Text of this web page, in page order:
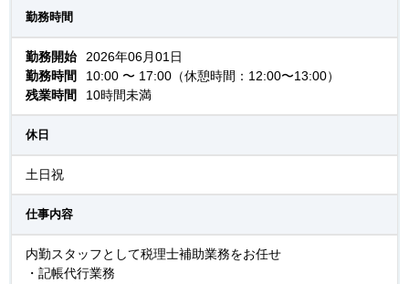
勤務時間
勤務開始
2026年06月01日
勤務時間
10:00 〜 17:00（休憩時間：12:00〜13:00）
残業時間
10時間未満
休日
土日祝
仕事内容
内勤スタッフとして税理士補助業務をお任せ
・記帳代行業務